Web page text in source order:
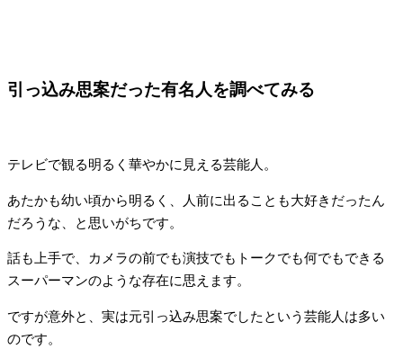
引っ込み思案だった有名人を調べてみる
テレビで観る明るく華やかに見える芸能人。
あたかも幼い頃から明るく、人前に出ることも大好きだったん
だろうな、と思いがちです。
話も上手で、カメラの前でも演技でもトークでも何でもできる
スーパーマンのような存在に思えます。
ですが意外と、実は元引っ込み思案でしたという芸能人は多い
のです。